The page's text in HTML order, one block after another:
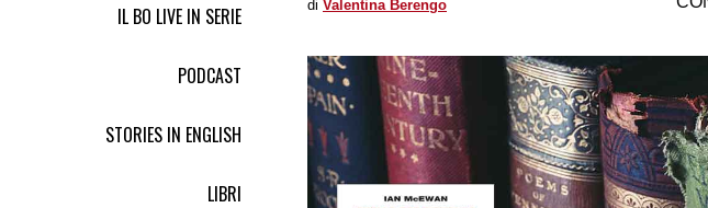
IL BO LIVE IN SERIE
PODCAST
STORIES IN ENGLISH
LIBRI
di Valentina Berengo